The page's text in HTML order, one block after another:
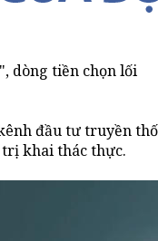
dòng tiền chọn lối
đầu tư truyền
khai thác thực.